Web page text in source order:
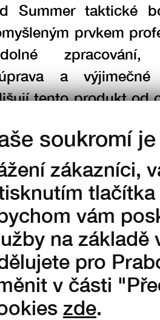
soukromí
zákazníci,
vám
na základě
pro
v části
zde.
Summer taktické
prvkem
zpracování,
a výjimečné
tento produkt od
komfort v horkých
40 41 42